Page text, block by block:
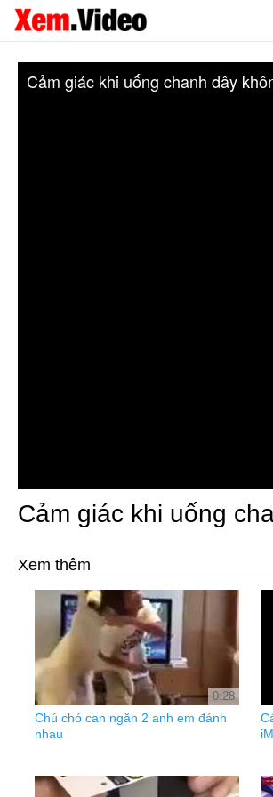
Cảm giác khi uống chanh dây
Cảm giác khi uống
Xem thêm
0:28
Chú chó can ngăn 2 anh em đánh
nhau